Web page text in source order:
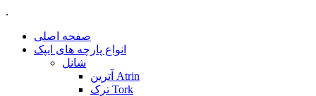
.
صفحه اصلی
انواع پارچه های ایپک
شانل
آترین Atrin
ترک Tork